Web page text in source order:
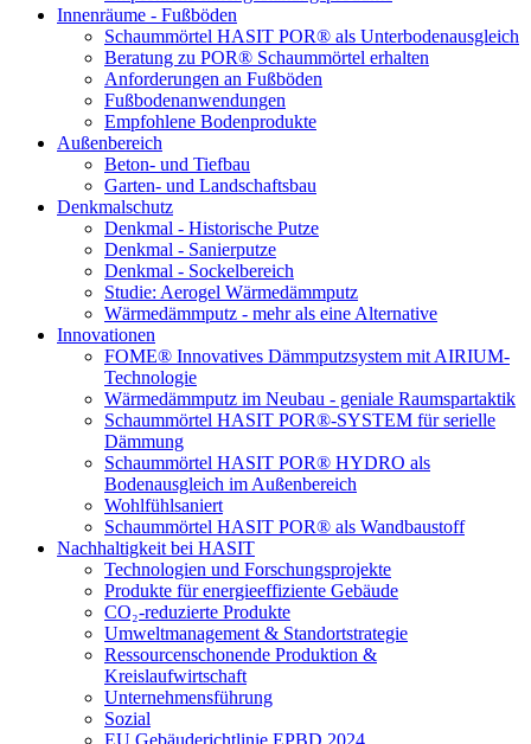
Innenräume - Fußböden
Schaummörtel HASIT POR® als Unterbodenausgleich
Beratung zu POR® Schaummörtel erhalten
Anforderungen an Fußböden
Fußbodenanwendungen
Empfohlene Bodenprodukte
Außenbereich
Beton- und Tiefbau
Garten- und Landschaftsbau
Denkmalschutz
Denkmal - Historische Putze
Denkmal - Sanierputze
Denkmal - Sockelbereich
Studie: Aerogel Wärmedämmputz
Wärmedämmputz - mehr als eine Alternative
Innovationen
FOME® Innovatives Dämmputzsystem mit AIRIUM-
Technologie
Wärmedämmputz im Neubau - geniale Raumspartaktik
Schaummörtel HASIT POR®-SYSTEM für serielle
Dämmung
Schaummörtel HASIT POR® HYDRO als
Bodenausgleich im Außenbereich
Wohlfühlsaniert
Schaummörtel HASIT POR® als Wandbaustoff
Nachhaltigkeit bei HASIT
Technologien und Forschungsprojekte
Produkte für energieeffiziente Gebäude
CO₂-reduzierte Produkte
Umweltmanagement & Standortstrategie
Ressourcenschonende Produktion &
Kreislaufwirtschaft
Unternehmensführung
Sozial
EU Gebäuderichtlinie EPBD 2024